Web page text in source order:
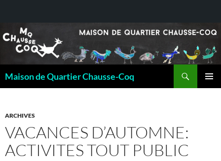
Maison de Quartier Chausse-Coq
ARCHIVES
VACANCES D’AUTOMNE:
ACTIVITES TOUT PUBLIC